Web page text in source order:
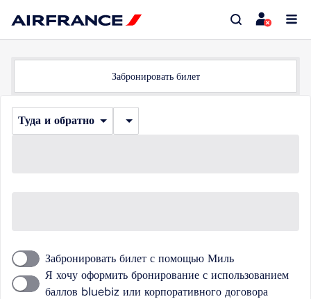
Забронировать билет
Туда и обратно
Забронировать билет с помощью Миль
Я хочу оформить бронирование с использованием
баллов bluebiz или корпоративного договора